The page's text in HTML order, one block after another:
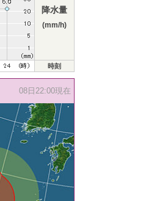
降水量
(mm/h)
時刻
08日22:00現在